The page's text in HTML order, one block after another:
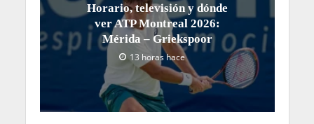
Horario, televisión y dónde
ver ATP Montreal 2026:
Mérida – Griekspoor
13 horas hace